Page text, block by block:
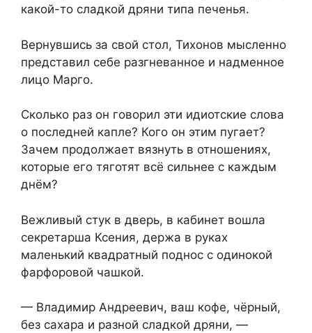
какой-то сладкой дряни типа печенья.
Вернувшись за свой стол, Тихонов мысленно
представил себе разгневанное и надменное
лицо Марго.
Сколько раз он говорил эти идиотские слова
о последней капле? Кого он этим пугает?
Зачем продолжает вязнуть в отношениях,
которые его тяготят всё сильнее с каждым
днём?
Вежливый стук в дверь, в кабинет вошла
секретарша Ксения, держа в руках
маленький квадратный поднос с одинокой
фарфоровой чашкой.
— Владимир Андреевич, ваш кофе, чёрный,
без сахара и разной сладкой дряни, —